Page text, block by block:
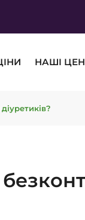
НАШІ